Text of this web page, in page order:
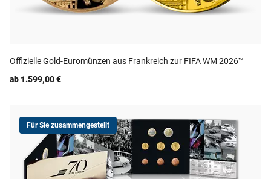
Offizielle Gold-Euromünzen aus Frankreich zur FIFA WM 2026™
ab 1.599,00 €
Für Sie zusammengestellt